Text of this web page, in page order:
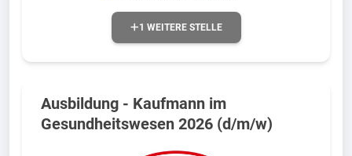
1 WEITERE STELLE
Ausbildung - Kaufmann im
Gesundheitswesen 2026 (d/m/w)